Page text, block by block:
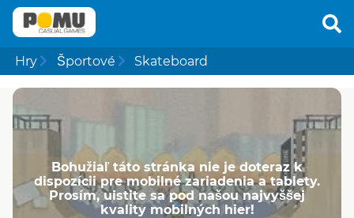
Hry Športové Skateboard
Bohužiaľ táto stránka nie je doteraz k
dispozícii pre mobilné zariadenia a tablety.
Prosím, uistite sa pod našou najvyššej
kvality mobilných hier!